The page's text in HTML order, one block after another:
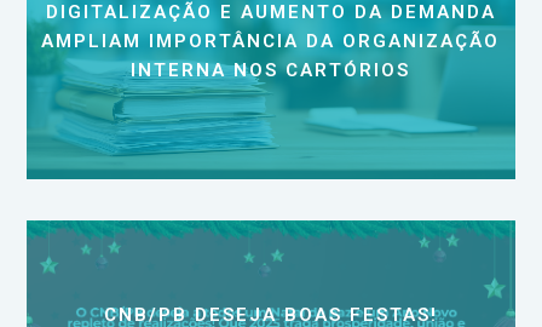
DIGITALIZAÇÃO E AUMENTO DA DEMANDA
AMPLIAM IMPORTÂNCIA DA ORGANIZAÇÃO
INTERNA NOS CARTÓRIOS
CNB/PB DESEJA BOAS FESTAS!